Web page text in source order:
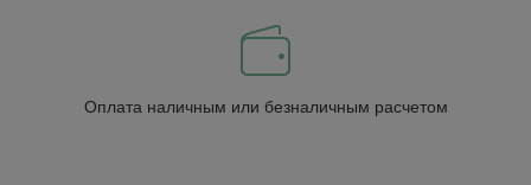
Оплата наличным или безналичным расчетом